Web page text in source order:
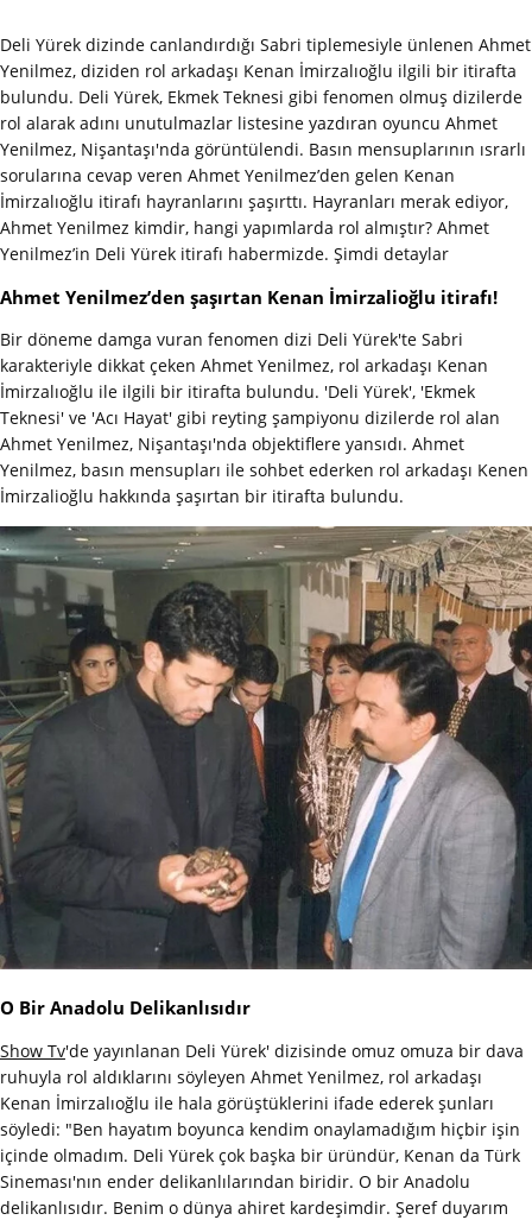
Deli Yürek dizinde canlandırdığı Sabri tiplemesiyle ünlenen Ahmet
Yenilmez, diziden rol arkadaşı Kenan İmirzalıoğlu ilgili bir itirafta
bulundu. Deli Yürek, Ekmek Teknesi gibi fenomen olmuş dizilerde
rol alarak adını unutulmazlar listesine yazdıran oyuncu Ahmet
Yenilmez, Nişantaşı'nda görüntülendi. Basın mensuplarının ısrarlı
sorularına cevap veren Ahmet Yenilmez’den gelen Kenan
İmirzalıoğlu itirafı hayranlarını şaşırttı. Hayranları merak ediyor,
Ahmet Yenilmez kimdir, hangi yapımlarda rol almıştır? Ahmet
Yenilmez’in Deli Yürek itirafı habermizde. Şimdi detaylar
Ahmet Yenilmez’den şaşırtan Kenan İmirzalioğlu itirafı!
Bir döneme damga vuran fenomen dizi Deli Yürek'te Sabri
karakteriyle dikkat çeken Ahmet Yenilmez, rol arkadaşı Kenan
İmirzalıoğlu ile ilgili bir itirafta bulundu. 'Deli Yürek', 'Ekmek
Teknesi' ve 'Acı Hayat' gibi reyting şampiyonu dizilerde rol alan
Ahmet Yenilmez, Nişantaşı'nda objektiflere yansıdı. Ahmet
Yenilmez, basın mensupları ile sohbet ederken rol arkadaşı Kenen
İmirzalioğlu hakkında şaşırtan bir itirafta bulundu.
O Bir Anadolu Delikanlısıdır
Show Tv'de yayınlanan Deli Yürek' dizisinde omuz omuza bir dava
ruhuyla rol aldıklarını söyleyen Ahmet Yenilmez, rol arkadaşı
Kenan İmirzalıoğlu ile hala görüştüklerini ifade ederek şunları
söyledi: "Ben hayatım boyunca kendim onaylamadığım hiçbir işin
içinde olmadım. Deli Yürek çok başka bir üründür, Kenan da Türk
Sineması'nın ender delikanlılarından biridir. O bir Anadolu
delikanlısıdır. Benim o dünya ahiret kardeşimdir. Şeref duyarım